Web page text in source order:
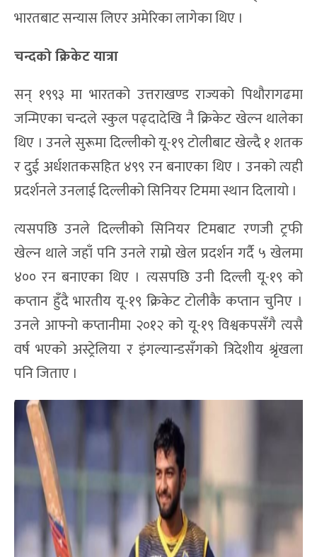
भारतबाट सन्यास लिएर अमेरिका लागेका थिए ।
चन्दको क्रिकेट यात्रा
सन् १९९३ मा भारतको उत्तराखण्ड राज्यको पिथौरागढमा
जन्मिएका चन्दले स्कुल पढ्दादेखि नै क्रिकेट खेल्न थालेका
थिए । उनले सुरूमा दिल्लीको यू-१९ टोलीबाट खेल्दै १ शतक
र दुई अर्धशतकसहित ४९९ रन बनाएका थिए । उनको त्यही
प्रदर्शनले उनलाई दिल्लीको सिनियर टिममा स्थान दिलायो ।
त्यसपछि उनले दिल्लीको सिनियर टिमबाट रणजी ट्रफी
खेल्न थाले जहाँ पनि उनले राम्रो खेल प्रदर्शन गर्दै ५ खेलमा
४०० रन बनाएका थिए । त्यसपछि उनी दिल्ली यू-१९ को
कप्तान हुँदै भारतीय यू-१९ क्रिकेट टोलीकै कप्तान चुनिए ।
उनले आफ्नो कप्तानीमा २०१२ को यू-१९ विश्वकपसँगै त्यसै
वर्ष भएको अस्ट्रेलिया र इंगल्यान्डसँगको त्रिदेशीय श्रृंखला
पनि जिताए ।